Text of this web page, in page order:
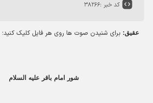
کد خبر :۳۸۲۶۶
عقیق:برای شنیدن صوت ها روی هر فایل کلیک کنید؛
شور امام باقر علیه السلام